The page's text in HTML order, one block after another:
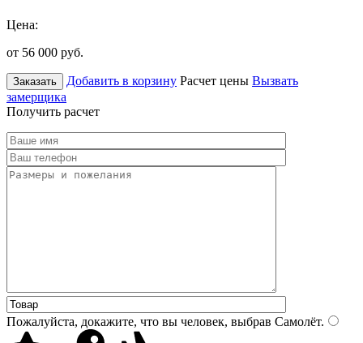
Цена:
от 56 000 руб.
Заказать Добавить в корзину Расчет цены Вызвать
замерщика
Получить расчет
Пожалуйста, докажите, что вы человек, выбрав Самолёт.